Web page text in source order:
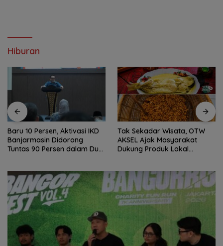
Hiburan
Baru 10 Persen, Aktivasi IKD
Banjarmasin Didorong
Tuntas 90 Persen dalam Dua
Tak Sekadar Wisata, OTW
AKSEL Ajak Masyarakat
Dukung Produk Lokal